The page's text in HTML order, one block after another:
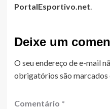
PortalEsportivo.net.
Deixe um
O seu endereço de e-mail
obrigatórios são marcados
Comentário *